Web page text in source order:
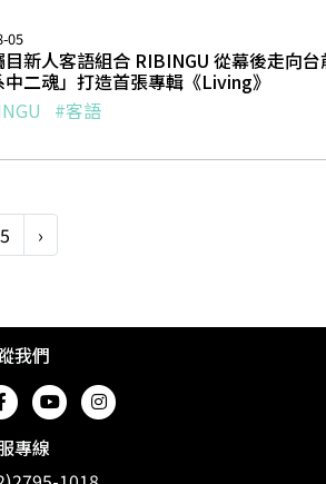
05
新人客語組合 RIBINGU 從幕後走向台
二魂」打造首張專輯《Living》
#客語
›
我們
專線